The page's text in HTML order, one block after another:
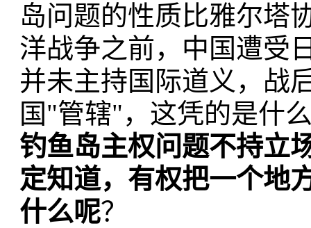
岛问题的性质比雅尔塔
洋战争之前，中国遭受
并未主持国际道义，战
国"管辖"，这凭的是什
钓鱼岛主权问题不持立
定知道，有权把一个地
什么呢？